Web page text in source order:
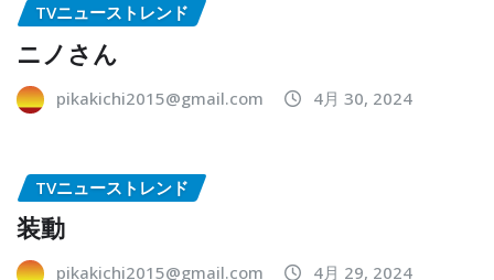
TVニューストレンド
ニノさん
pikakichi2015@gmail.com 4月 30, 2024
TVニューストレンド
装動
pikakichi2015@gmail.com 4月 29, 2024